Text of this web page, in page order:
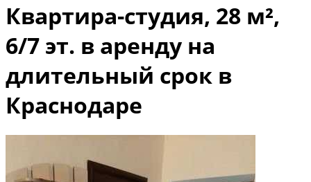
Квартира-студия, 28 м²,
6/7 эт. в аренду на
длительный срок в
Краснодаре